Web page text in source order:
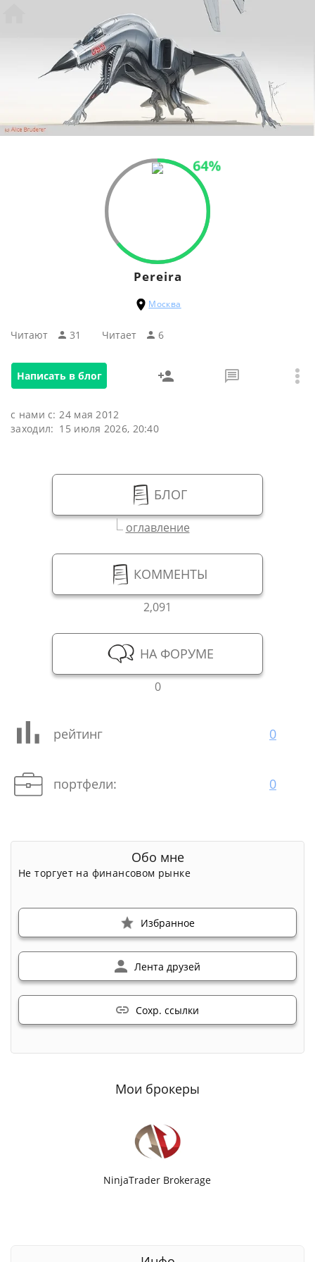
64%
Pereira
Москва
Читают 31 Читаeт 6
Написать в блог
с нами с: 24 мая 2012
заходил: 15 июля 2026, 20:40
БЛОГ
оглавление
КОММЕНТЫ
2,091
НА ФОРУМЕ
0
рейтинг 0
портфели: 0
Обо мне
Не торгует на финансовом рынке
Избранное
Лента друзей
Сохр. ссылки
Мои брокеры
NinjaTrader Brokerage